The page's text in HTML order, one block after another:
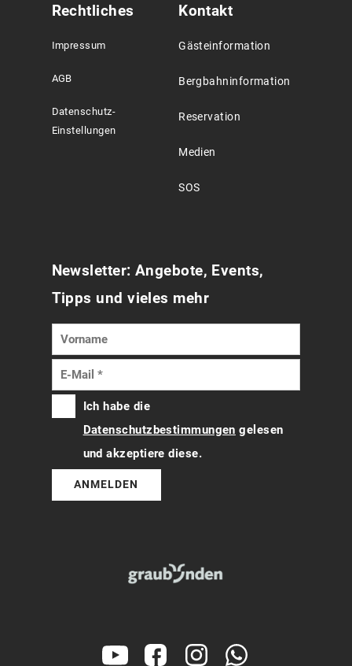
Rechtliches
Impressum
AGB
Datenschutz-
Einstellungen
Kontakt
Gästeinformation
Bergbahninformation
Reservation
Medien
SOS
Newsletter: Angebote, Events,
Tipps und vieles mehr
Ich habe die
Datenschutzbestimmungen gelesen
und akzeptiere diese.
ANMELDEN